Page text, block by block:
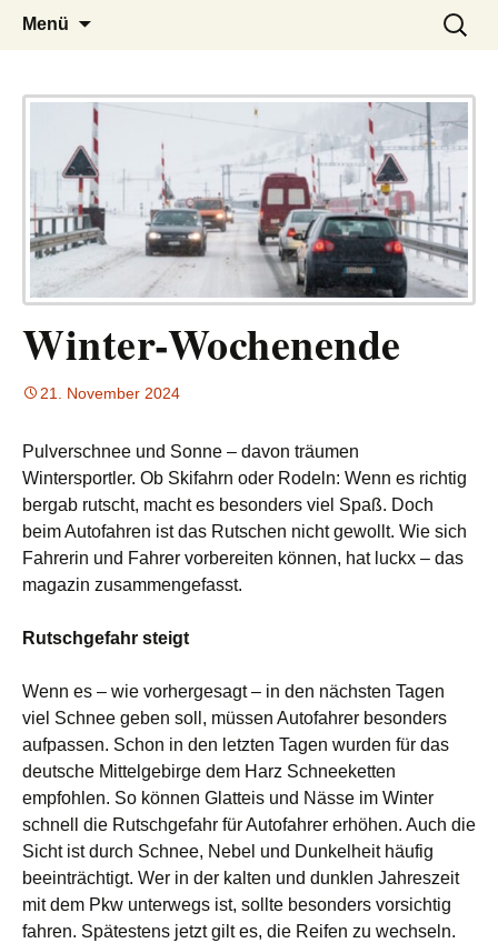
LUCKX
– das Magazin
Menü
Suchen
nach:
Winter-Wochenende
21. November 2024
Pulverschnee und Sonne – davon träumen
Wintersportler. Ob Skifahrn oder Rodeln: Wenn es richtig
bergab rutscht, macht es besonders viel Spaß. Doch
beim Autofahren ist das Rutschen nicht gewollt. Wie sich
Fahrerin und Fahrer vorbereiten können, hat luckx – das
magazin zusammengefasst.
Rutschgefahr steigt
Wenn es – wie vorhergesagt – in den nächsten Tagen
viel Schnee geben soll, müssen Autofahrer besonders
aufpassen. Schon in den letzten Tagen wurden für das
deutsche Mittelgebirge dem Harz Schneeketten
empfohlen. So können Glatteis und Nässe im Winter
schnell die Rutschgefahr für Autofahrer erhöhen. Auch die
Sicht ist durch Schnee, Nebel und Dunkelheit häufig
beeinträchtigt. Wer in der kalten und dunklen Jahreszeit
mit dem Pkw unterwegs ist, sollte besonders vorsichtig
fahren. Spätestens jetzt gilt es, die Reifen zu wechseln.